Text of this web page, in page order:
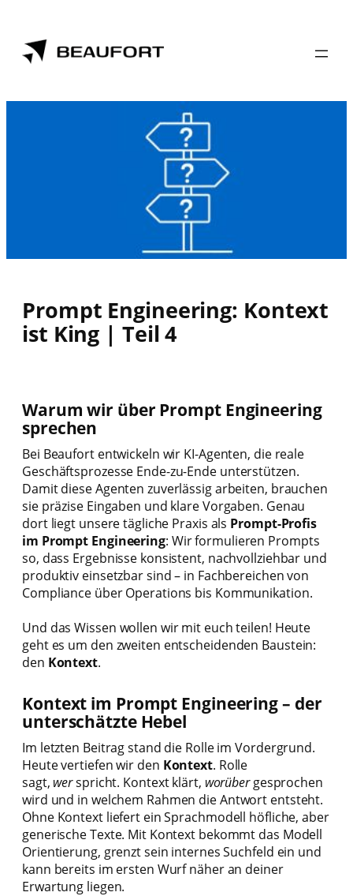
Prompt Engineering: Kontext
ist King | Teil 4
Warum wir über Prompt Engineering
sprechen
Bei Beaufort entwickeln wir KI-Agenten, die reale
Geschäftsprozesse Ende-zu-Ende unterstützen.
Damit diese Agenten zuverlässig arbeiten, brauchen
sie präzise Eingaben und klare Vorgaben. Genau
dort liegt unsere tägliche Praxis als Prompt-Profis
im Prompt Engineering: Wir formulieren Prompts
so, dass Ergebnisse konsistent, nachvollziehbar und
produktiv einsetzbar sind – in Fachbereichen von
Compliance über Operations bis Kommunikation.
Und das Wissen wollen wir mit euch teilen! Heute
geht es um den zweiten entscheidenden Baustein:
den Kontext.
Kontext im Prompt Engineering – der
unterschätzte Hebel
Im letzten Beitrag stand die Rolle im Vordergrund.
Heute vertiefen wir den Kontext. Rolle
sagt, werspricht. Kontext klärt, worübergesprochen
wird und in welchem Rahmen die Antwort entsteht.
Ohne Kontext liefert ein Sprachmodell höfliche, aber
generische Texte. Mit Kontext bekommt das Modell
Orientierung, grenzt sein internes Suchfeld ein und
kann bereits im ersten Wurf näher an deiner
Erwartung liegen.